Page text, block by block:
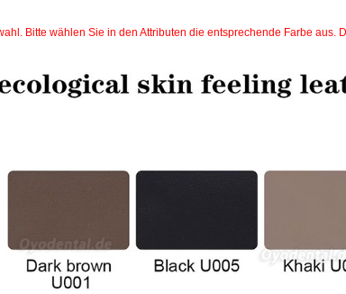
Bitte wählen Sie in den Attributen die entsprechende Farbe aus.